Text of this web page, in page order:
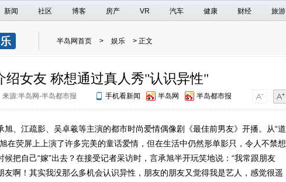
新闻 社区 博客 房产 VR 汽车 健康 财经 旅游
半岛网首页 > 娱乐 > 正文
绍女友 称想通过真人秀"认识异性"
来源:半岛网-半岛都市报 手机看新闻 半岛网 半岛都市报
、江疏影、吴卓羲等主演的都市时尚爱情偶像剧《最佳前男友》开播。从“道
在荧屏上上演了许多完美的童话爱情，但在生活中仍然形单影只，令人不禁想
候把自己“嫁”出去？在接受记者采访时，言承旭半开玩笑地说：“我常跟朋友
友啊！其实我没那么多机会认识异性，朋友的朋友又觉得我是艺人，感觉很遥